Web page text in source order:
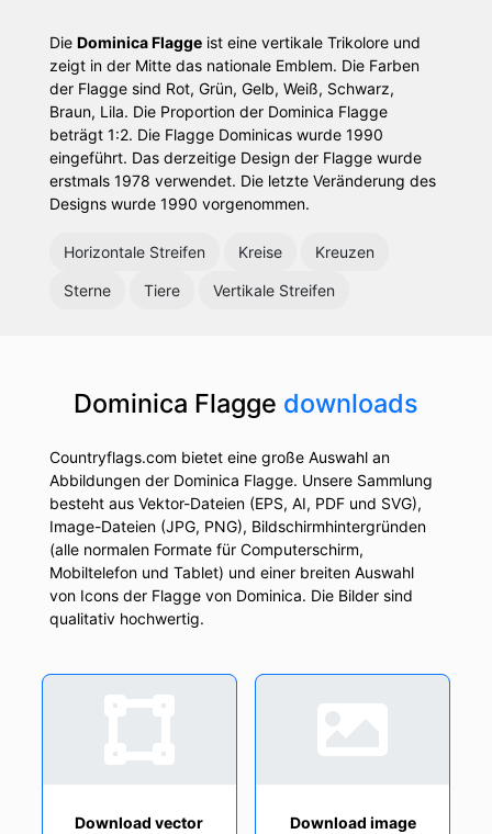
Die Dominica Flaggeist eine vertikale Trikolore und
zeigt in der Mitte das nationale Emblem. Die Farben
der Flagge sind Rot, Grün, Gelb, Weiß, Schwarz,
Braun, Lila. Die Proportion der Dominica Flagge
beträgt 1:2. Die Flagge Dominicas wurde 1990
eingeführt. Das derzeitige Design der Flagge wurde
erstmals 1978 verwendet. Die letzte Veränderung des
Designs wurde 1990 vorgenommen.
Horizontale Streifen Kreise Kreuzen
Sterne Tiere Vertikale Streifen
Dominica Flagge downloads
Countryflags.com bietet eine große Auswahl an
Abbildungen der Dominica Flagge. Unsere Sammlung
besteht aus Vektor-Dateien (EPS, AI, PDF und SVG),
Image-Dateien (JPG, PNG), Bildschirmhintergründen
(alle normalen Formate für Computerschirm,
Mobiltelefon und Tablet) und einer breiten Auswahl
von Icons der Flagge von Dominica. Die Bilder sind
qualitativ hochwertig.
Download vector Download image